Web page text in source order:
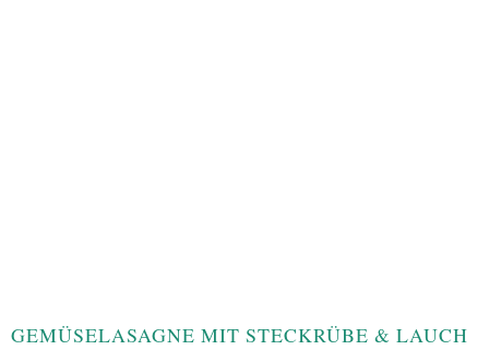
GEMÜSELASAGNE MIT STECKRÜBE & LAUCH